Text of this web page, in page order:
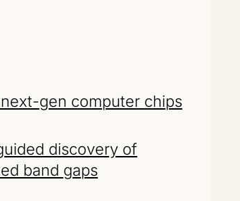
gen computer chips
discovery of
band gaps